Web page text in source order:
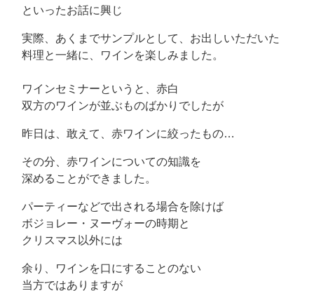
といったお話に興じ
実際、あくまでサンプルとして、お出しいただいた
料理と一緒に、ワインを楽しみました。
ワインセミナーというと、赤白
双方のワインが並ぶものばかりでしたが
昨日は、敢えて、赤ワインに絞ったもの…
その分、赤ワインについての知識を
深めることができました。
パーティーなどで出される場合を除けば
ボジョレー・ヌーヴォーの時期と
クリスマス以外には
余り、ワインを口にすることのない
当方ではありますが